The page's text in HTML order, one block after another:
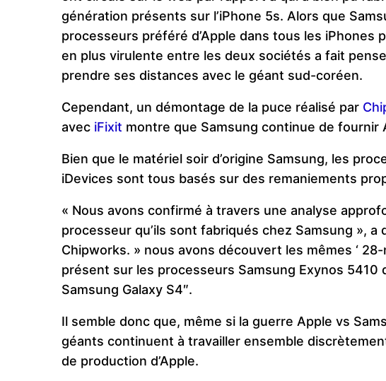
génération présents sur l’iPhone 5s. Alors que
processeurs préféré d’Apple dans tous les iPhones
en plus virulente entre les deux sociétés a fait
prendre ses distances avec le géant sud-coréen.
Cependant, un démontage de la puce réalisé par
avec iFixit montre que Samsung continue de fournir
Bien que le matériel soir d’origine Samsung, les
iDevices sont tous basés sur des remaniements
« Nous avons confirmé à travers une analyse
processeur qu’ils sont fabriqués chez Samsung »,
Chipworks. » nous avons découvert les mêmes ‘
présent sur les processeurs Samsung Exynos
Samsung Galaxy S4″.
Il semble donc que, même si la guerre Apple vs
géants continuent à travailler ensemble
de production d’Apple.